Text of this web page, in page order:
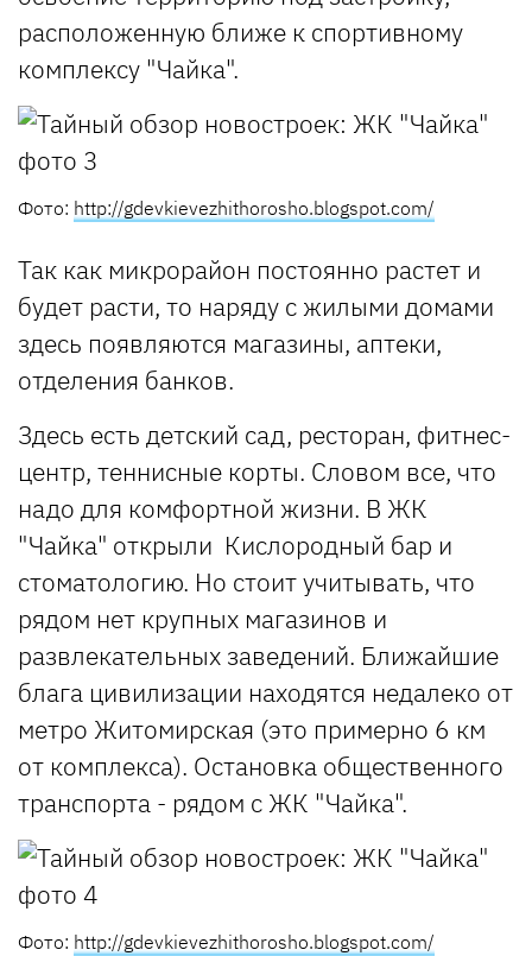
расположенную ближе к спортивному
комплексу "Чайка".
Фото: http://gdevkievezhithorosho.blogspot.com/
Так как микрорайон постоянно растет и
будет расти, то наряду с жилыми домами
здесь появляются магазины, аптеки,
отделения банков.
Здесь есть детский сад, ресторан, фитнес-
центр, теннисные корты. Словом все, что
надо для комфортной жизни. В ЖК
"Чайка" открыли Кислородный бар и
стоматологию. Но стоит учитывать, что
рядом нет крупных магазинов и
развлекательных заведений. Ближайшие
блага цивилизации находятся недалеко от
метро Житомирская (это примерно 6 км
от комплекса). Остановка общественного
транспорта - рядом с ЖК "Чайка".
Фото: http://gdevkievezhithorosho.blogspot.com/